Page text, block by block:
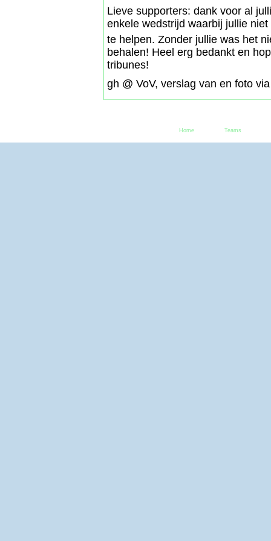
Lieve supporters: dank voor al
enkele wedstrijd waarbij jullie
te helpen. Zonder jullie was het
behalen! Heel erg bedankt en
tribunes!
gh @ VoV, verslag van en foto
Home Teams